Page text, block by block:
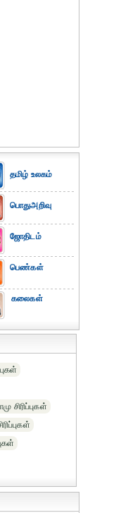
தமிழ் உலகம்
பொதுஅறிவு
ஜோதிடம்
பெண்கள்
கலைகள்
சிரிப்புகள்